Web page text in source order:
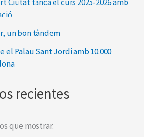
Ciutat tanca el curs 2025-2026 amb
un bon tàndem
el Palau Sant Jordi amb 10.000
recientes
que mostrar.